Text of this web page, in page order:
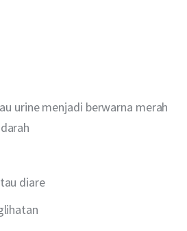
urine menjadi berwarna merah
diare